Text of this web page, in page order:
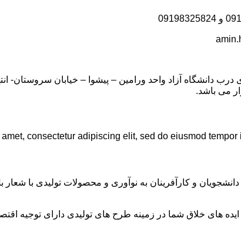
می باشد.
consectetur adipiscing elit, sed do eiusmod
و کارآفرینان به نوآوری و محصولات تولیدی با
خلاق شما در زمینه طرح های تولیدی دارای توجیه